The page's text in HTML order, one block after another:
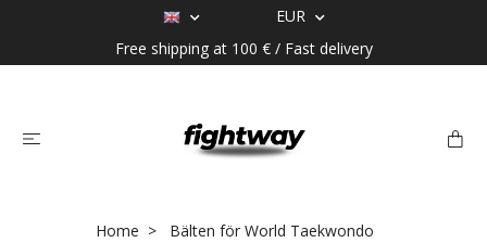
EUR
Free shipping at 100 € / Fast delivery
Home Bälten för World Taekwondo